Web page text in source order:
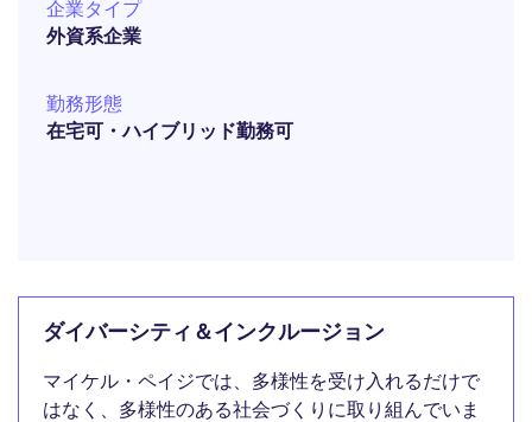
企業タイプ
外資系企業
勤務形態
在宅可・ハイブリッド勤務可
ダイバーシティ＆インクルージョン
マイケル・ペイジでは、多様性を受け入れるだけで
はなく、多様性のある社会づくりに取り組んでいま